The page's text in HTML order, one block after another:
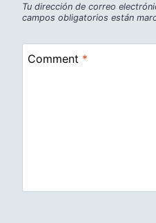
Tu dirección de correo
campos obligatorios están
Comment *